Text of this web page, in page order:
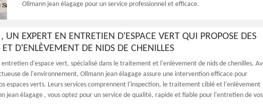
Ollmann jean élagage pour un service professionnel et efficace.
EXPERT EN ENTRETIEN D'ESPACE VERT QUI PROPOSE DES
D'ENLÈVEMENT DE NIDS DE CHENILLES
d'espace vert, spécialisé dans le traitement et l'enlèvement de nids de chenilles.
de l'environnement, Ollmann jean élagage assure une intervention efficace pour
espaces verts. Leurs services comprennent l'inspection, le traitement ciblé et l'enlèvement
jean élagage , vous optez pour un service de qualité, rapide et fiable pour l'entretien de vos